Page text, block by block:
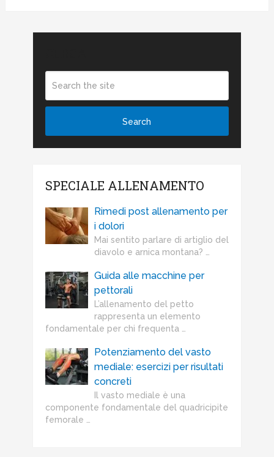
SPECIALE ALLENAMENTO
Rimedi post allenamento per
i dolori
Mai sentito parlare di artiglio del
diavolo e arnica montana? …
Guida alle macchine per
pettorali
L’allenamento del petto
rappresenta un elemento
fondamentale per chi frequenta …
Potenziamento del vasto
mediale: esercizi per risultati
concreti
Il vasto mediale è una
componente fondamentale del quadricipite
femorale …